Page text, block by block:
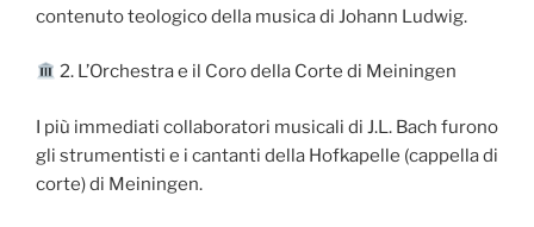
contenuto teologico della musica di Johann Ludwig.
2. L’Orchestra e il Coro della Corte di Meiningen
I più immediati collaboratori musicali di J.L. Bach furono
gli strumentisti e i cantanti della Hofkapelle (cappella di
corte) di Meiningen.